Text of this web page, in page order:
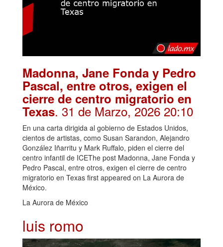
Madonna, Jane Fonda y Pedro
Pascal, entre otros, exigen el
cierre de centro migratorio en
Texas. 31 de Marzo, 2026 20:10
En una carta dirigida al gobierno de Estados Unidos,
cientos de artistas, como Susan Sarandon, Alejandro
González Iñarritu y Mark Ruffalo, piden el cierre del
centro infantil de ICEThe post Madonna, Jane Fonda y
Pedro Pascal, entre otros, exigen el cierre de centro
migratorio en Texas first appeared on La Aurora de
México.
La Aurora de México
luis romo